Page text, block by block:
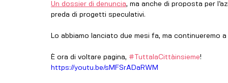
Un dossier di denuncia, ma anche di proposta per
preda di progetti speculativi.
Lo abbiamo lanciato due mesi fa, ma continueremo
È ora di voltare pagina, #TuttalaCittàinsieme!
https://youtu.be/sMFSrADaRWM